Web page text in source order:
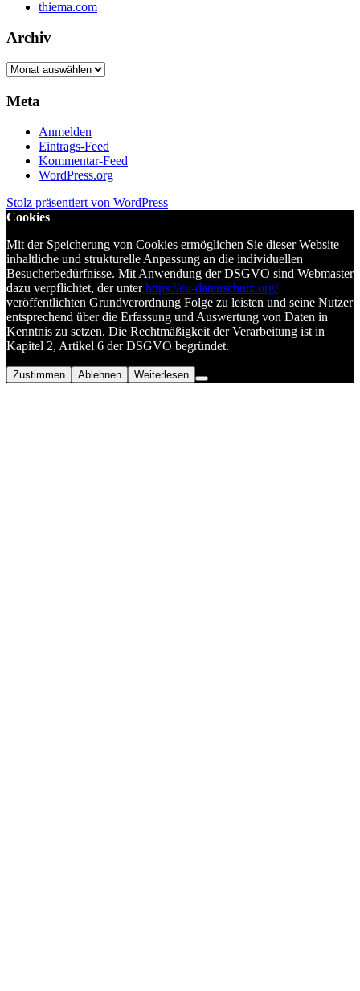
thiema.com
Archiv
Archiv
Meta
Anmelden
Eintrags-Feed
Kommentar-Feed
WordPress.org
Stolz präsentiert von WordPress
Cookies
Mit der Speicherung von Cookies ermöglichen Sie dieser Website
inhaltliche und strukturelle Anpassung an die individuellen
Besucherbedürfnisse. Mit Anwendung der DSGVO sind Webmaster
dazu verpflichtet, der unterhttps://eu-datenschutz.org/
veröffentlichten Grundverordnung Folge zu leisten und seine Nutzer
entsprechend über die Erfassung und Auswertung von Daten in
Kenntnis zu setzen. Die Rechtmäßigkeit der Verarbeitung ist in
Kapitel 2, Artikel 6 der DSGVO begründet.
Zustimmen Ablehnen Weiterlesen